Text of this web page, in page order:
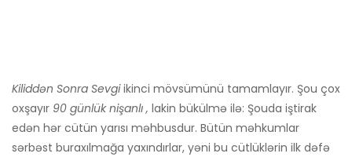
Kiliddən Sonra Sevgiikinci mövsümünü tamamlayır. Şou çox
oxşayır 90 günlük nişanlı , lakin bükülmə ilə: Şouda iştirak
edən hər cütün yarısı məhbusdur. Bütün məhkumlar
sərbəst buraxılmağa yaxındırlar, yəni bu cütlüklərin ilk dəfə